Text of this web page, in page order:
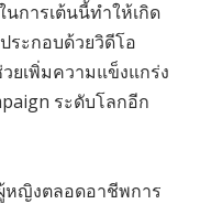
การเต้นนี้ทำให้เกิด
ระกอบด้วยวิดีโอ
ยเพิ่มความแข็งแกร่ง
ระดับโลกอีก
หญิงตลอดอาชีพการ